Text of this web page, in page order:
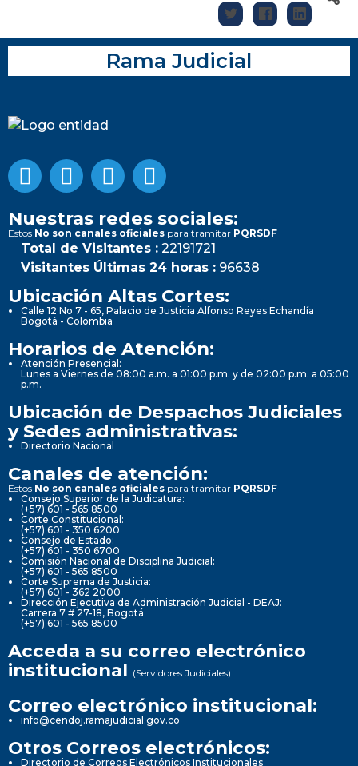
Rama Judicial
Nuestras redes sociales:
Estos No son canales oficiales para tramitar PQRSDF
Total de Visitantes : 22191721
Visitantes Últimas 24 horas : 96638
Ubicación Altas Cortes:
Calle 12 No 7 - 65, Palacio de Justicia Alfonso Reyes Echandía
Bogotá - Colombia
Horarios de Atención:
Atención Presencial:
Lunes a Viernes de 08:00 a.m. a 01:00 p.m. y de 02:00 p.m. a 05:00
p.m.
Ubicación de Despachos Judiciales
y Sedes administrativas:
Directorio Nacional
Canales de atención:
Estos No son canales oficiales para tramitar PQRSDF
Consejo Superior de la Judicatura:
(+57) 601 - 565 8500
Corte Constitucional:
(+57) 601 - 350 6200
Consejo de Estado:
(+57) 601 - 350 6700
Comisión Nacional de Disciplina Judicial:
(+57) 601 - 565 8500
Corte Suprema de Justicia:
(+57) 601 - 362 2000
Dirección Ejecutiva de Administración Judicial - DEAJ:
Carrera 7 # 27-18, Bogotá
(+57) 601 - 565 8500
Acceda a su correo electrónico
institucional (Servidores Judiciales)
Correo electrónico institucional:
info@cendoj.ramajudicial.gov.co
Otros Correos electrónicos:
Directorio de Correos Electrónicos Institucionales